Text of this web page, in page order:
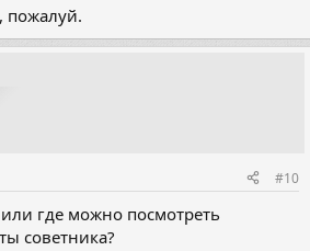
пожалуй.
#10
или где можно посмотреть
советника?